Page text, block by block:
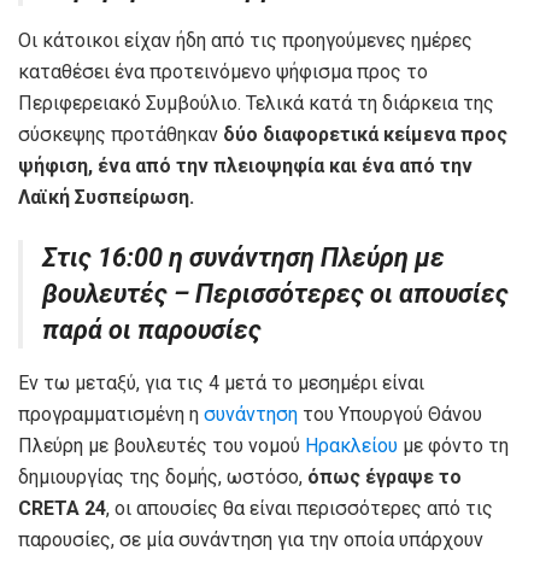
Οι κάτοικοι είχαν ήδη από τις προηγούμενες ημέρες
καταθέσει ένα προτεινόμενο ψήφισμα προς το
Περιφερειακό Συμβούλιο. Τελικά κατά τη διάρκεια της
σύσκεψης προτάθηκαν δύο διαφορετικά κείμενα προς
ψήφιση, ένα από την πλειοψηφία και ένα από την
Λαϊκή Συσπείρωση.
Στις 16:00 η συνάντηση Πλεύρη με
βουλευτές – Περισσότερες οι απουσίες
παρά οι παρουσίες
Εν τω μεταξύ, για τις 4 μετά το μεσημέρι είναι
προγραμματισμένη η συνάντηση του Υπουργού Θάνου
Πλεύρη με βουλευτές του νομού Ηρακλείου με φόντο τη
δημιουργίας της δομής, ωστόσο, όπως έγραψε το
CRETA 24, οι απουσίες θα είναι περισσότερες από τις
παρουσίες, σε μία συνάντηση για την οποία υπάρχουν